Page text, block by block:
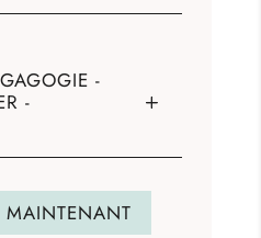
-
-
MAINTENANT